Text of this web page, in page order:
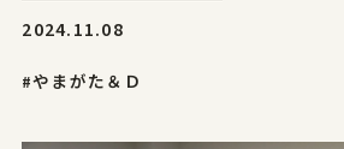
2024.11.08
#やまがた＆Ｄ